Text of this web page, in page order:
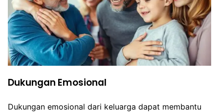
Dukungan Emosional
Dukungan emosional dari keluarga dapat membantu